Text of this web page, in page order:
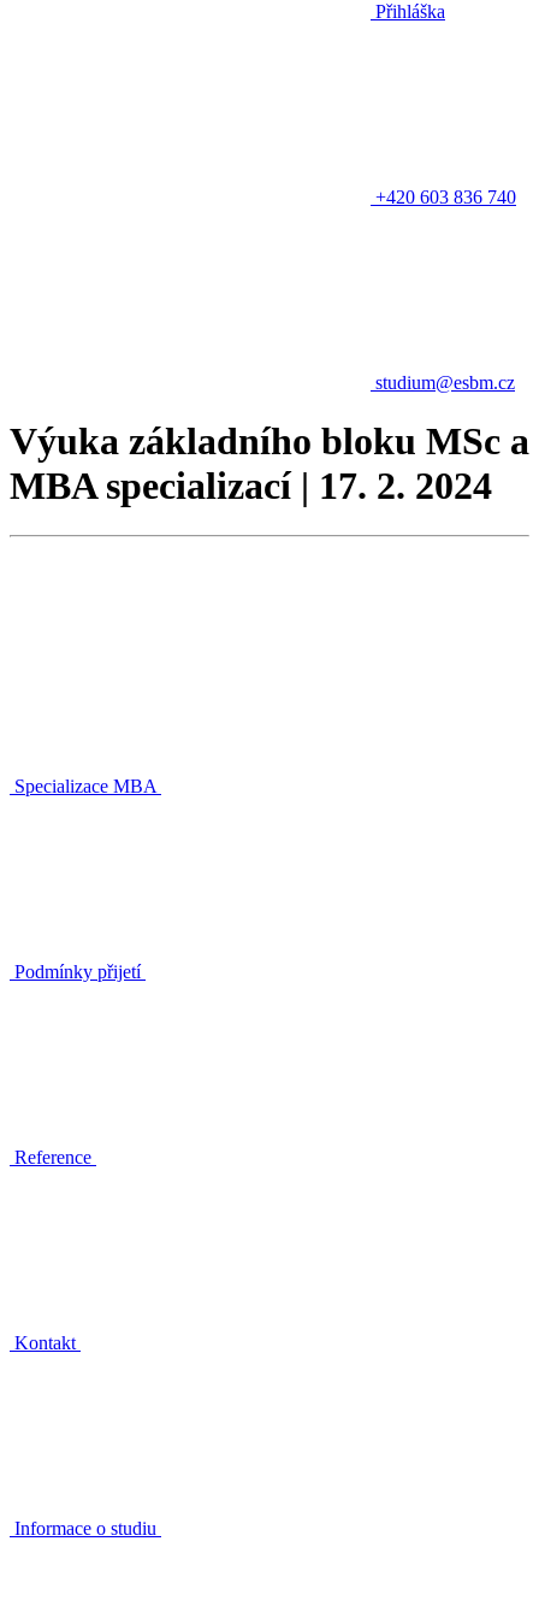
Přihláška
+420 603 836 740
studium@esbm.cz
Výuka základního bloku MSc a
MBA specializací | 17. 2. 2024
Specializace MBA
Podmínky přijetí
Reference
Kontakt
Informace o studiu